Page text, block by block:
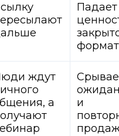
Падает
ждут
а
и